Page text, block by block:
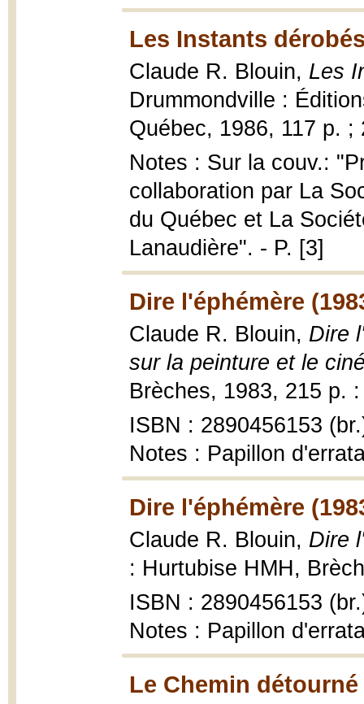
Les Instants
Claude R. Blouin, Les
Drummondville :
Québec, 1986, 117 p. ;
Notes : Sur la couv.:
collaboration par La
du Québec et La
Lanaudière". - P. [3]
Dire l'éphémère
Claude R. Blouin, Dire
sur la peinture et le
Brèches, 1983, 215 p.
ISBN : 2890456153
Notes : Papillon
Dire l'éphémère
Claude R. Blouin, Dire
: Hurtubise HMH,
ISBN : 2890456153
Notes : Papillon
Le Chemin détourné